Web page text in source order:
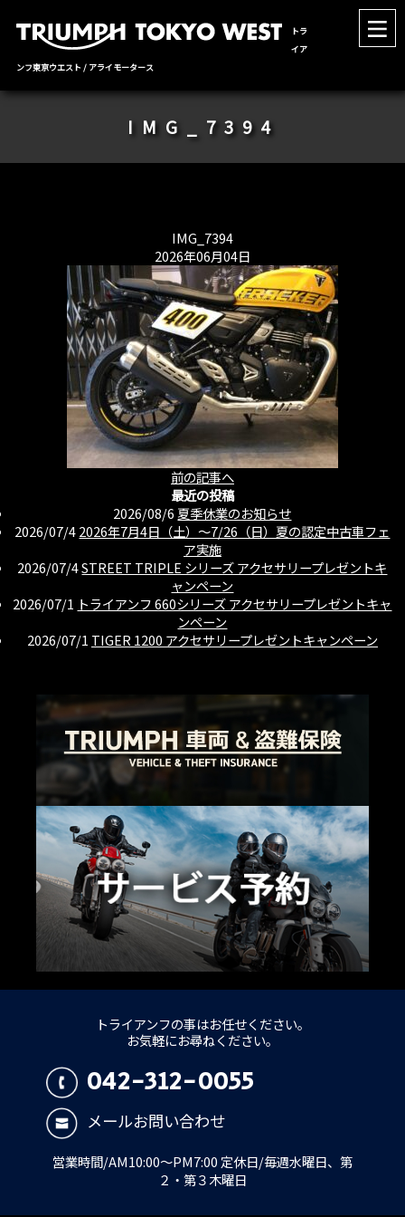
トラ
イア
ンフ東京ウエスト / アライモータース
IMG_7394
IMG_7394
2026年06月04日
前の記事へ
最近の投稿
2026/08/6 夏季休業のお知らせ
2026/07/42026年7月4日（土）〜7/26（日）夏の認定中古車フェ
ア実施
2026/07/4STREET TRIPLE シリーズ アクセサリープレゼントキ
ャンペーン
2026/07/1 トライアンフ 660シリーズ アクセサリープレゼントキャ
ンペーン
2026/07/1 TIGER 1200 アクセサリープレゼントキャンペーン
トライアンフの事はお任せください。
お気軽にお尋ねください。
042-312-0055
メールお問い合わせ
営業時間/AM10:00～PM7:00 定休日/毎週水曜日、第
２・第３木曜日